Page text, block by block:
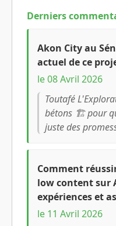
Derniers
Akon City au
actuel de ce
le 08 Avril 2026
Toutafé
bétons 🏗️ pour
juste des
Comment
low content sur
expériences et
le 11 Avril 2026